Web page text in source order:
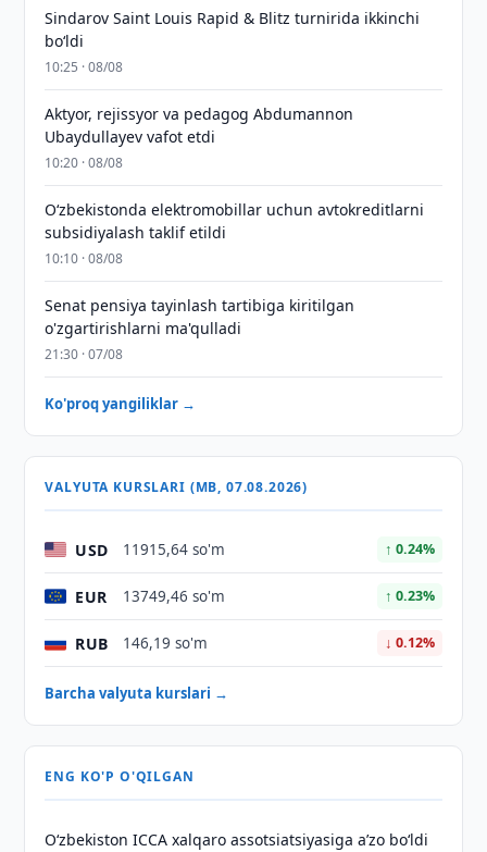
Sindarov Saint Louis Rapid & Blitz turnirida ikkinchi
bo‘ldi
10:25 · 08/08
Aktyor, rejissyor va pedagog Abdumannon
Ubaydullayev vafot etdi
10:20 · 08/08
O‘zbekistonda elektromobillar uchun avtokreditlarni
subsidiyalash taklif etildi
10:10 · 08/08
Senat pensiya tayinlash tartibiga kiritilgan
o'zgartirishlarni ma'qulladi
21:30 · 07/08
Ko'proq yangiliklar →
VALYUTA KURSLARI (MB, 07.08.2026)
USD 11915,64 so'm ↑ 0.24%
EUR 13749,46 so'm ↑ 0.23%
RUB 146,19 so'm ↓ 0.12%
Barcha valyuta kurslari →
ENG KO'P O'QILGAN
O‘zbekiston ICCA xalqaro assotsiatsiyasiga aʼzo bo‘ldi